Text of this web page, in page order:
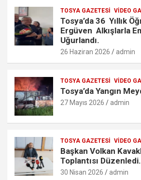
TOSYA GAZETESI VIDEO
Tosya’da 36 Yıllık
Ergüven Alkışlarla
Uğurlandı.
26 Haziran 2026 admin
TOSYA GAZETESI VIDEO
Tosya’da Yangın
27 Mayıs 2026 admin
TOSYA GAZETESI VIDEO
Başkan Volkan
Toplantısı Düzenledi.
30 Nisan 2026 admin